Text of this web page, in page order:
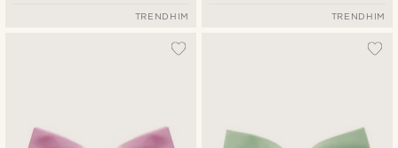
TRENDHIM TRENDHIM